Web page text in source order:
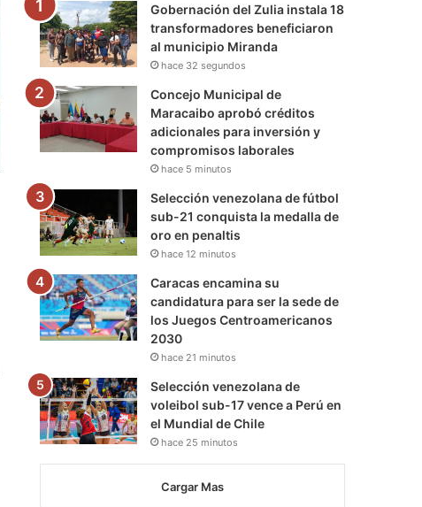
k
a
m
m
Gobernación del Zulia instala 18
transformadores beneficiaron
al municipio Miranda
hace 32 segundos
Concejo Municipal de
Maracaibo aprobó créditos
adicionales para inversión y
compromisos laborales
hace 5 minutos
Selección venezolana de fútbol
sub-21 conquista la medalla de
oro en penaltis
hace 12 minutos
Caracas encamina su
candidatura para ser la sede de
los Juegos Centroamericanos
2030
hace 21 minutos
Selección venezolana de
voleibol sub-17 vence a Perú en
el Mundial de Chile
hace 25 minutos
Cargar Mas